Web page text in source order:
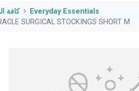
كافة
Everyday Essentials
SURGICAL STOCKINGS SHORT M